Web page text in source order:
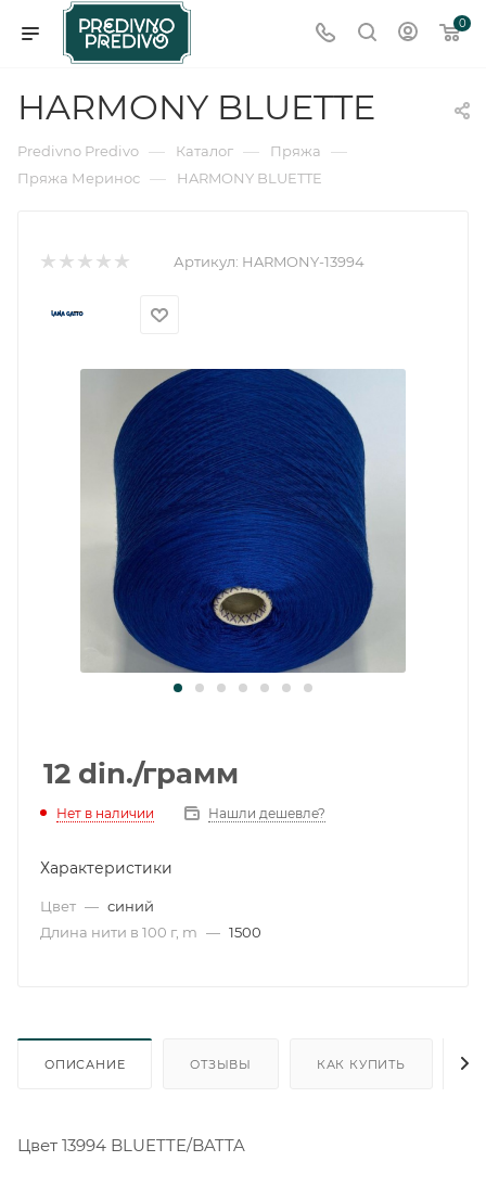
0
HARMONY BLUETTE
Predivno Predivo — Каталог — Пряжа —
Пряжа Меринос — HARMONY BLUETTE
Артикул: HARMONY-13994
12 din./грамм
Нет в наличии Нашли дешевле?
Характеристики
Цвет — синий
Длина нити в 100 г, m — 1500
ОПИСАНИЕ ОТЗЫВЫ КАК КУПИТЬ
Цвет 13994 BLUETTE/BATTA